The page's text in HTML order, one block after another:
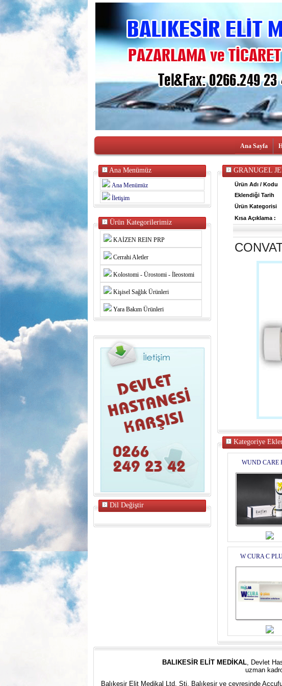
Ana Sayfa
Ana Menümüz
Ana Menümüz
İletişim
Ürün Kategorilerimiz
KAİZEN REIN PRP
Cerrahi Aletler
Kolostomi - Ürostomi - İleostomi
Kişisel Sağlık Ürünleri
Yara Bakım Ürünleri
Dil Değiştir
GRANUGEL
Ürün Adı / Kodu
Eklendiği Tarih
Ürün Kategorisi
Kısa Açıklama :
Kategoriye
WUND CARE
W CURA C
BALIKESİR ELİT MEDİKAL, Devlet
uzman
Balıkesir Elit Medikal Ltd. Şti. Balıkesir ve çevresinde